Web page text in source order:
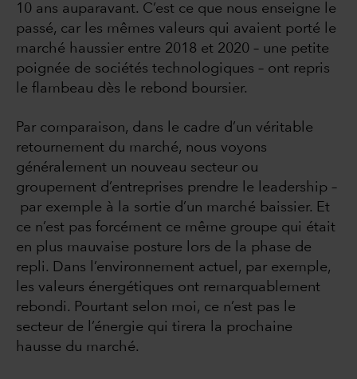
10 ans auparavant. C’est ce que nous enseigne le
passé, car les mêmes valeurs qui avaient porté le
marché haussier entre 2018 et 2020 – une petite
poignée de sociétés technologiques – ont repris
le flambeau dès le rebond boursier.
Par comparaison, dans le cadre d’un véritable
retournement du marché, nous voyons
généralement un nouveau secteur ou
groupement d’entreprises prendre le leadership –
par exemple à la sortie d’un marché baissier. Et
ce n’est pas forcément ce même groupe qui était
en plus mauvaise posture lors de la phase de
repli. Dans l’environnement actuel, par exemple,
les valeurs énergétiques ont remarquablement
rebondi. Pourtant selon moi, ce n’est pas le
secteur de l’énergie qui tirera la prochaine
hausse du marché.